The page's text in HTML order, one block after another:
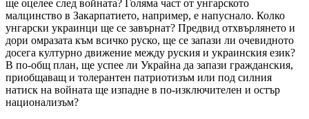
ще оцелее след войната? Голяма част от унгарското
малцинство в Закарпатието, например, е напуснало. Колко
унгарски украинци ще се завърнат? Предвид отхвърлянето и
дори омразата към всичко руско, ще се запази ли очевидното
досега културно движение между руския и украинския език?
В по-общ план, ще успее ли Украйна да запази гражданския,
приобщаващ и толерантен патриотизъм или под силния
натиск на войната ще изпадне в по-изключителен и остър
национализъм?